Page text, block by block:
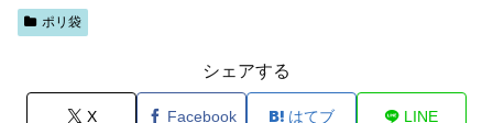
ポリ袋
シェアする
X Facebook はてブ LINE